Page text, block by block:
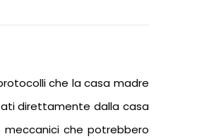
che la casa madre
direttamente dalla casa
che potrebbero